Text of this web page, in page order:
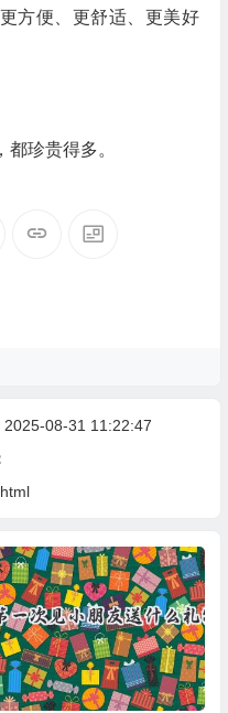
方便、更舒适、更美好
珍贵得多。
08-31 11:22:47